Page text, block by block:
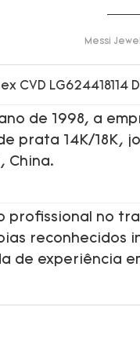
Messi
de 1998, a
prata 14K/18K,
China.
profissional no
reconhecidos
de experiência